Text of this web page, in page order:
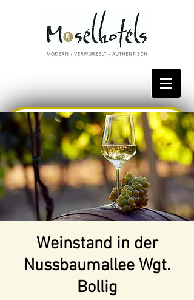
Bestpreis reservieren
Weinstand in der
Nussbaumallee Wgt.
Bollig